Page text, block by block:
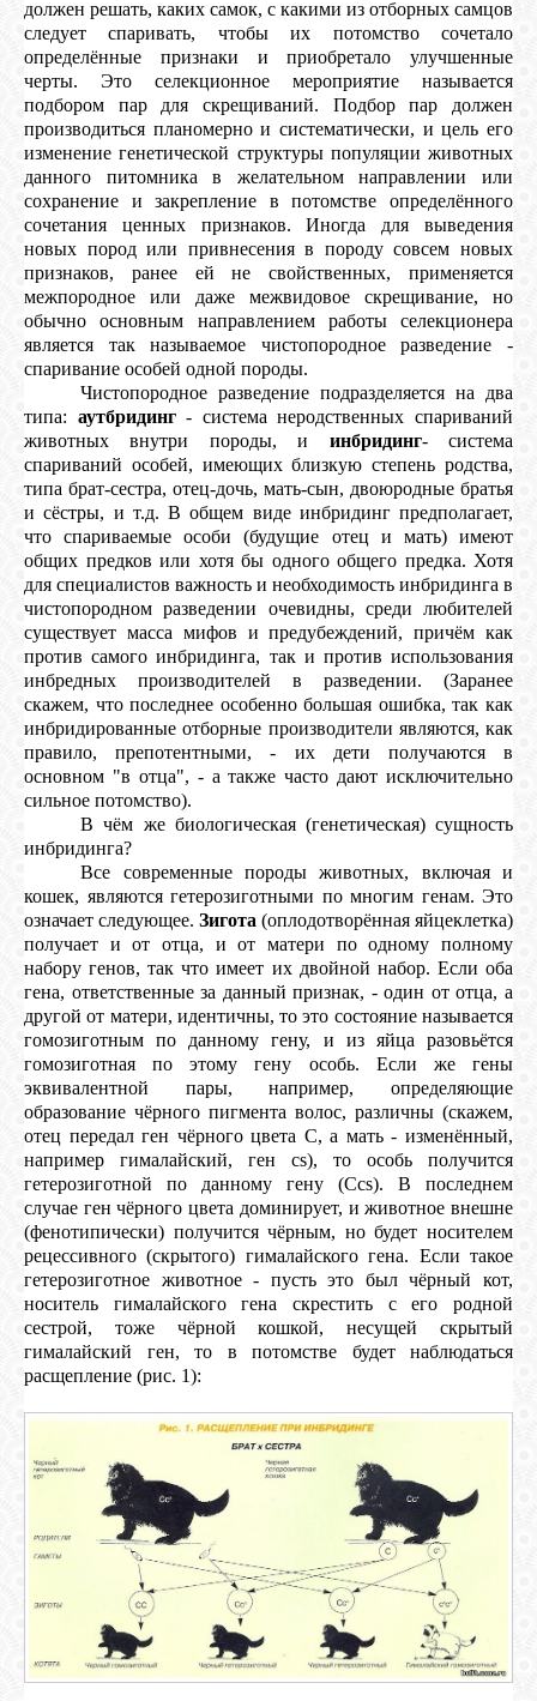
должен решать, каких самок, с какими из отборных самцов
следует спаривать, чтобы их потомство сочетало
определённые признаки и приобретало улучшенные
черты. Это селекционное мероприятие называется
подбором пар для скрещиваний. Подбор пар должен
производиться планомерно и систематически, и цель его
изменение генетической структуры популяции животных
данного питомника в желательном направлении или
сохранение и закрепление в потомстве определённого
сочетания ценных признаков. Иногда для выведения
новых пород или привнесения в породу совсем новых
признаков, ранее ей не свойственных, применяется
межпородное или даже межвидовое скрещивание, но
обычно основным направлением работы селекционера
является так называемое чистопородное разведение -
спаривание особей одной породы.
Чистопородное разведение подразделяется на два
типа: аутбридинг- система неродственных спариваний
животных внутри породы, и инбридинг- система
спариваний особей, имеющих близкую степень родства,
типа брат-сестра, отец-дочь, мать-сын, двоюродные братья
и сёстры, и т.д. В общем виде инбридинг предполагает,
что спариваемые особи (будущие отец и мать) имеют
общих предков или хотя бы одного общего предка. Хотя
для специалистов важность и необходимость инбридинга в
чистопородном разведении очевидны, среди любителей
существует масса мифов и предубеждений, причём как
против самого инбридинга, так и против использования
инбредных производителей в разведении. (Заранее
скажем, что последнее особенно большая ошибка, так как
инбридированные отборные производители являются, как
правило, препотентными, - их дети получаются в
основном "в отца", - а также часто дают исключительно
сильное потомство).
В чём же биологическая (генетическая) сущность
инбридинга?
Все современные породы животных, включая и
кошек, являются гетерозиготными по многим генам. Это
означает следующее. Зигота (оплодотворённая яйцеклетка)
получает и от отца, и от матери по одному полному
набору генов, так что имеет их двойной набор. Если оба
гена, ответственные за данный признак, - один от отца, а
другой от матери, идентичны, то это состояние называется
гомозиготным по данному гену, и из яйца разовьётся
гомозиготная по этому гену особь. Если же гены
эквивалентной пары, например, определяющие
образование чёрного пигмента волос, различны (скажем,
отец передал ген чёрного цвета С, а мать - изменённый,
например гималайский, ген сs), то особь получится
гетерозиготной по данному гену (Ссs). В последнем
случае ген чёрного цвета доминирует, и животное внешне
(фенотипически) получится чёрным, но будет носителем
рецессивного (скрытого) гималайского гена. Если такое
гетерозиготное животное - пусть это был чёрный кот,
носитель гималайского гена скрестить с его родной
сестрой, тоже чёрной кошкой, несущей скрытый
гималайский ген, то в потомстве будет наблюдаться
расщепление (рис. 1):